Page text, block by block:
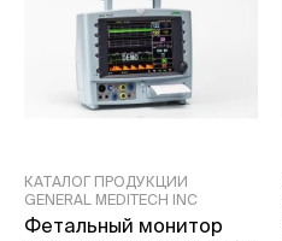
КАТАЛОГ ПРОДУКЦИИ
GENERAL MEDITECH INC
Фетальный монитор